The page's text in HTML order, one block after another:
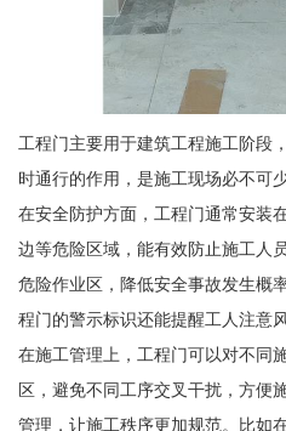
工程门主要用于建筑工程施工阶段
时通行的作用，是施工现场必不可
在安全防护方面，工程门通常安装
边等危险区域，能有效防止施工人
危险作业区，降低安全事故发生概
程门的警示标识还能提醒工人注意
在施工管理上，工程门可以对不同
区，避免不同工序交叉干扰，方便
管理，让施工秩序更加规范。比如